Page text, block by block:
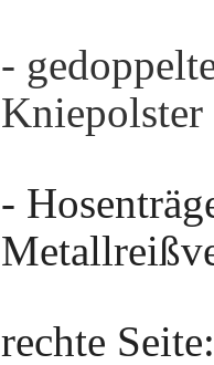
-
Kniepolster
-
rechte Seite: